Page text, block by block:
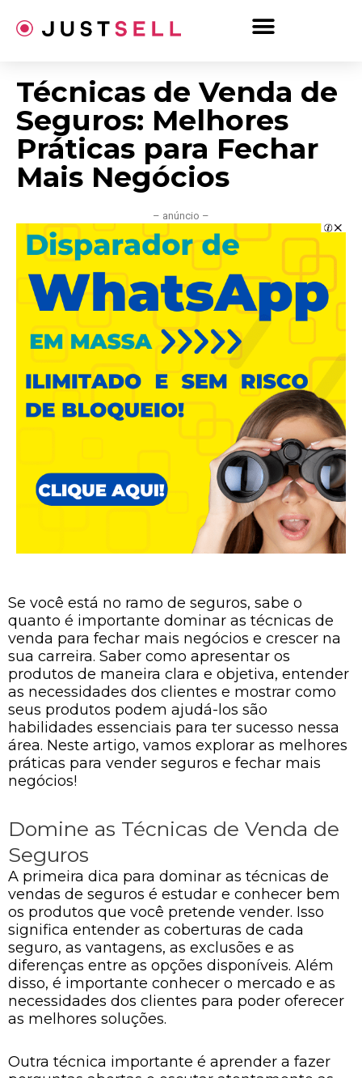
para
Técnicas de Venda de
Seguros: Melhores
Práticas para Fechar
Mais Negócios
– anúncio –
Se você está no ramo de seguros, sabe o
quanto é importante dominar as técnicas de
venda para fechar mais negócios e crescer na
sua carreira. Saber como apresentar os
produtos de maneira clara e objetiva, entender
as necessidades dos clientes e mostrar como
seus produtos podem ajudá-los são
habilidades essenciais para ter sucesso nessa
área. Neste artigo, vamos explorar as melhores
práticas para vender seguros e fechar mais
negócios!
Domine as Técnicas de Venda de
Seguros
A primeira dica para dominar as técnicas de
vendas de seguros é estudar e conhecer bem
os produtos que você pretende vender. Isso
significa entender as coberturas de cada
seguro, as vantagens, as exclusões e as
diferenças entre as opções disponíveis. Além
disso, é importante conhecer o mercado e as
necessidades dos clientes para poder oferecer
as melhores soluções.
Outra técnica importante é aprender a fazer